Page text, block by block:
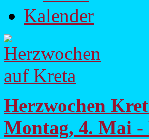
Kalender
Herzwochen
Montag, 4. Mai -